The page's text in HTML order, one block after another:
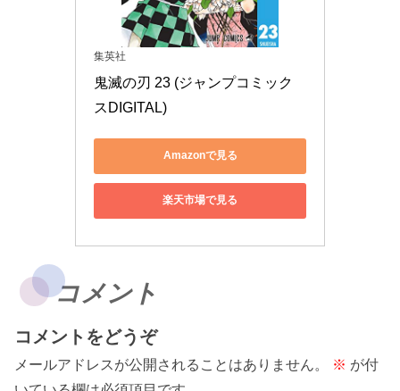
集英社
鬼滅の刃 23 (ジャンプコミック
スDIGITAL)
Amazonで見る
楽天市場で見る
コメント
コメントをどうぞ
メールアドレスが公開されることはありません。 ※ が付